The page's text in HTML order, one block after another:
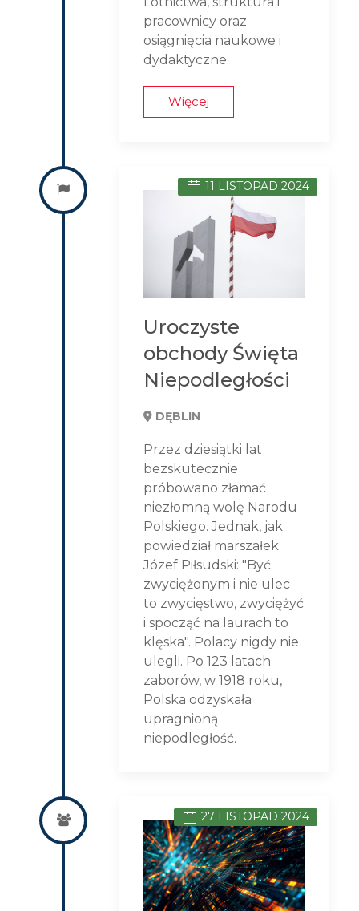
pracownicy oraz
osiągnięcia naukowe i
dydaktyczne.
Więcej
Uroczyste
obchody Święta
Niepodległości
DĘBLIN
Przez dziesiątki lat
bezskutecznie
próbowano złamać
niezłomną wolę Narodu
Polskiego. Jednak, jak
powiedział marszałek
Józef Piłsudski: "Być
zwyciężonym i nie ulec
to zwycięstwo, zwyciężyć
i spocząć na laurach to
klęska". Polacy nigdy nie
ulegli. Po 123 latach
zaborów, w 1918 roku,
Polska odzyskała
upragnioną
niepodległość.
11 LISTOPAD 2024
27 LISTOPAD 2024